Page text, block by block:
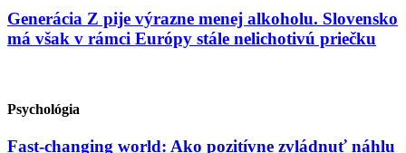
Generácia Z pije výrazne menej alkoholu. Slovensko
má však v rámci Európy stále nelichotivú priečku
Psychológia
Fast-changing world: Ako pozitívne zvládnuť náhlu